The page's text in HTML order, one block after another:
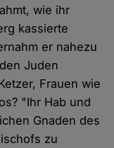
wie ihr
kassierte
er nahezu
Juden
Frauen wie
"Ihr Hab und
Gnaden des
zu